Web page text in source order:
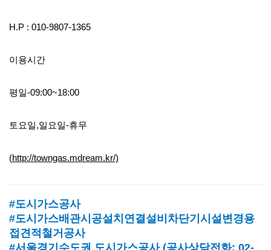
H.P : 010-9807-1365
이용시간
평일-09:00~18:00
토요일,일요일-휴무
(http://towngas.mdream.kr/)
#도시가스공사
#도시가스배관시공설치연결설비차단기시설변경용
접견적철거공사
#서울경기수도권 도시가스공사 (공사상담전화: 02-